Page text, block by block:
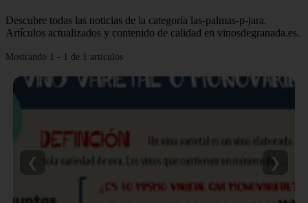
Descubre todas las noticias de la categoría las-palmas-p-jara.
Artículos actualizados y contenido de calidad en vinosdegranada.es.
Mostrando 1 - 1 de 1 artículos
❮ ❯